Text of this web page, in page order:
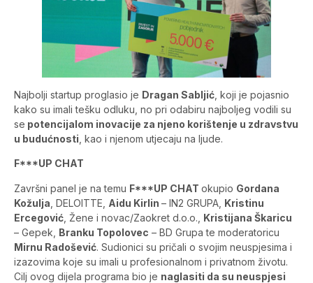
Najbolji startup proglasio je Dragan Sabljić , koji je pojasnio
kako su imali tešku odluku, no pri odabiru najboljeg vodili su
se potencijalom inovacije za njeno korištenje u zdravstvu
u budućnosti , kao i njenom utjecaju na ljude.
F***UP CHAT
Završni panel je na temu F***UP CHAT okupio Gordana
Kožulja , DELOITTE, Aidu Kirlin – IN2 GRUPA, Kristinu
Ercegović , Žene i novac/Zaokret d.o.o., Kristijana Škaricu
– Gepek, Branku Topolovec – BD Grupa te moderatoricu
Mirnu Radošević. Sudionici su pričali o svojim neuspjesima i
izazovima koje su imali u profesionalnom i privatnom životu.
Cilj ovog dijela programa bio je naglasiti da su neuspjesi